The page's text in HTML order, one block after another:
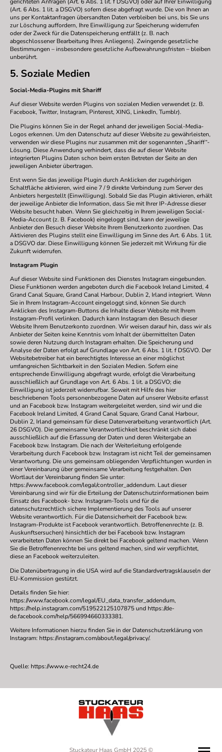
(Art. 6 Abs. 1 lit. a DSGVO) sofern diese abgefragt wurde. Die von Ihnen an
uns per Kontaktanfragen übersandten Daten verbleiben bei uns, bis Sie uns
zur Löschung auffordern, Ihre Einwilligung zur Speicherung widerrufen
oder der Zweck für die Datenspeicherung entfällt (z. B. nach
abgeschlossener Bearbeitung Ihres Anliegens). Zwingende gesetzliche
Bestimmungen – insbesondere gesetzliche Aufbewahrungsfristen – bleiben
unberührt.
5. Soziale Medien
Social-Media-Plugins mit Shariff
Auf dieser Website werden Plugins von sozialen Medien verwendet (z. B.
Facebook, Twitter, Instagram, Pinterest, XING, LinkedIn, Tumblr).
Die Plugins können Sie in der Regel anhand der jeweiligen Social-Media-
Logos erkennen. Um den Datenschutz auf dieser Website zu gewährleisten,
verwenden wir diese Plugins nur zusammen mit der sogenannten „Shariff“-
Lösung. Diese Anwendung verhindert, dass die auf dieser Website
integrierten Plugins Daten schon beim ersten Betreten der Seite an den
jeweiligen Anbieter übertragen.
Erst wenn Sie das jeweilige Plugin durch Anklicken der zugehörigen
Schaltfläche aktivieren, wird eine 7 / 9 direkte Verbindung zum Server des
Anbieters hergestellt (Einwilligung). Sobald Sie das Plugin aktivieren, erhält
der jeweilige Anbieter die Information, dass Sie mit Ihrer IP-Adresse dieser
Website besucht haben. Wenn Sie gleichzeitig in Ihrem jeweiligen Social-
Media-Account (z. B. Facebook) eingeloggt sind, kann der jeweilige
Anbieter den Besuch dieser Website Ihrem Benutzerkonto zuordnen. Das
Aktivieren des Plugins stellt eine Einwilligung im Sinne des Art. 6 Abs. 1 lit.
a DSGVO dar. Diese Einwilligung können Sie jederzeit mit Wirkung für die
Zukunft widerrufen.
Instagram Plugin
Auf dieser Website sind Funktionen des Dienstes Instagram eingebunden.
Diese Funktionen werden angeboten durch die Facebook Ireland Limited, 4
Grand Canal Square, Grand Canal Harbour, Dublin 2, Irland integriert. Wenn
Sie in Ihrem Instagram-Account eingeloggt sind, können Sie durch
Anklicken des Instagram-Buttons die Inhalte dieser Website mit Ihrem
Instagram-Profil verlinken. Dadurch kann Instagram den Besuch dieser
Website Ihrem Benutzerkonto zuordnen. Wir weisen darauf hin, dass wir als
Anbieter der Seiten keine Kenntnis vom Inhalt der übermittelten Daten
sowie deren Nutzung durch Instagram erhalten. Die Speicherung und
Analyse der Daten erfolgt auf Grundlage von Art. 6 Abs. 1 lit. f DSGVO. Der
Websitebetreiber hat ein berechtigtes Interesse an einer möglichst
umfangreichen Sichtbarkeit in den Sozialen Medien. Sofern eine
entsprechende Einwilligung abgefragt wurde, erfolgt die Verarbeitung
ausschließlich auf Grundlage von Art. 6 Abs. 1 lit. a DSGVO; die
Einwilligung ist jederzeit widerrufbar. Soweit mit Hilfe des hier
beschriebenen Tools personenbezogene Daten auf unserer Website erfasst
und an Facebook bzw. Instagram weitergeleitet werden, sind wir und die
Facebook Ireland Limited, 4 Grand Canal Square, Grand Canal Harbour,
Dublin 2, Irland gemeinsam für diese Datenverarbeitung verantwortlich (Art.
26 DSGVO). Die gemeinsame Verantwortlichkeit beschränkt sich dabei
ausschließlich auf die Erfassung der Daten und deren Weitergabe an
Facebook bzw. Instagram. Die nach der Weiterleitung erfolgende
Verarbeitung durch Facebook bzw. Instagram ist nicht Teil der gemeinsamen
Verantwortung. Die uns gemeinsam obliegenden Verpflichtungen wurden in
einer Vereinbarung über gemeinsame Verarbeitung festgehalten. Den
Wortlaut der Vereinbarung finden Sie unter:
https://www.facebook.com/legal/controller_addendum. Laut dieser
Vereinbarung sind wir für die Erteilung der Datenschutzinformationen beim
Einsatz des Facebook- bzw. Instagram-Tools und für die
datenschutzrechtlich sichere Implementierung des Tools auf unserer
Website verantwortlich. Für die Datensicherheit der Facebook bzw.
Instagram-Produkte ist Facebook verantwortlich. Betroffenenrechte (z. B.
Auskunftsersuchen) hinsichtlich der bei Facebook bzw. Instagram
verarbeiteten Daten können Sie direkt bei Facebook geltend machen. Wenn
Sie die Betroffenenrechte bei uns geltend machen, sind wir verpflichtet,
diese an Facebook weiterzuleiten.
Die Datenübertragung in die USA wird auf die Standardvertragsklauseln der
EU-Kommission gestützt.
Details finden Sie hier:
https://www.facebook.com/legal/EU_data_transfer_addendum,
https://help.instagram.com/519522125107875 und https://de-
de.facebook.com/help/566994660333381.
Weitere Informationen hierzu finden Sie in der Datenschutzerklärung von
Instagram: https://instagram.com/about/legal/privacy/.
Quelle: https://www.e-recht24.de
Stuckateur Haas GmbH 2025 ©